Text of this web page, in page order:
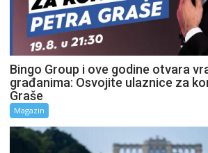
Bingo Group i ove godine otvara
građanima: Osvojite ulaznice za
Graše
Magazin